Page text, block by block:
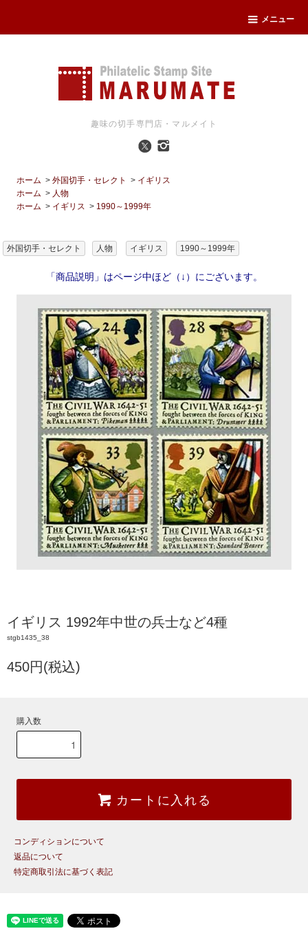
メニュー
趣味の切手専門店・マルメイト
ホーム >外国切手・セレクト > イギリス
ホーム > 人物
ホーム > イギリス > 1990～1999年
外国切手・セレクト 人物 イギリス 1990～1999年
「商品説明」はページ中ほど（↓）にございます。
イギリス 1992年中世の兵士など4種
stgb1435_38
450円(税込)
購入数
カートに入れる
コンディションについて
返品について
特定商取引法に基づく表記